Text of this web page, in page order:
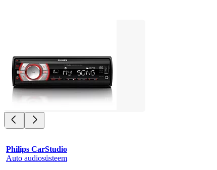
Philips CarStudio
Auto audiosüsteem